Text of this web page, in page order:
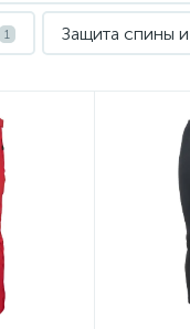
1 Защита спины
1